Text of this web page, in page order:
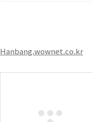
Hanbang.wownet.co.kr